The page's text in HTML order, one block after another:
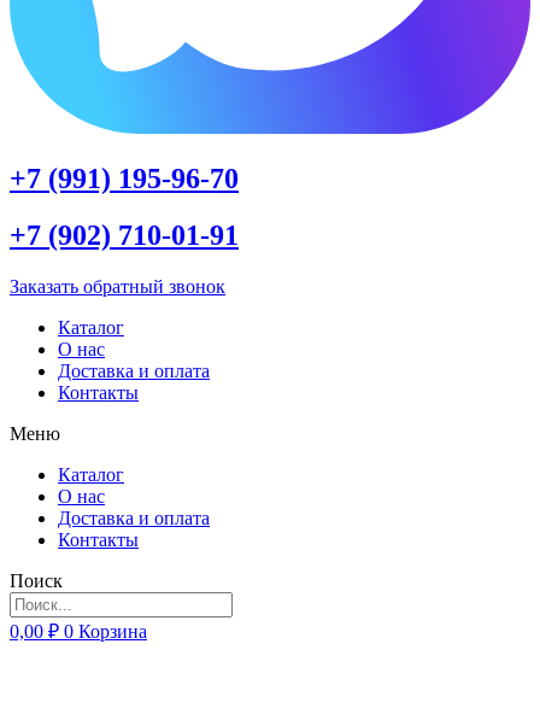
+7 (991) 195-96-70
+7 (902) 710-01-91
Заказать обратный звонок
Каталог
О нас
Доставка и оплата
Контакты
Меню
Каталог
О нас
Доставка и оплата
Контакты
Поиск
0,00 ₽ 0 Корзина